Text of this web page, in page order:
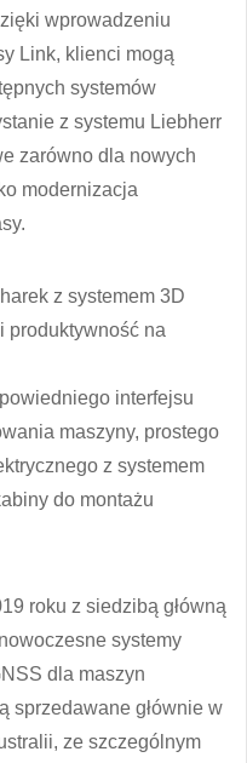
wprowadzeniu
Link, klienci mogą
systemów
z systemu Liebherr
zarówno dla nowych
modernizacja
z systemem 3D
produktywność na
interfejsu
maszyny, prostego
z systemem
do montażu
roku z siedzibą główną
systemy
dla maszyn
sprzedawane głównie w
ze szczególnym